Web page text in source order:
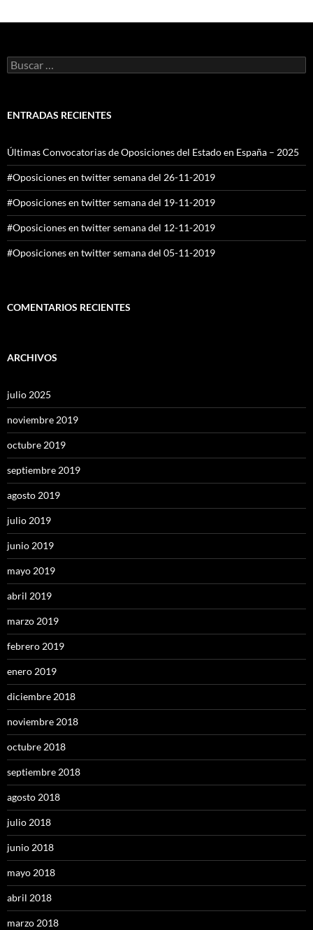
Buscar:
ENTRADAS RECIENTES
Últimas Convocatorias de Oposiciones del Estado en España – 2025
#Oposiciones en twitter semana del 26-11-2019
#Oposiciones en twitter semana del 19-11-2019
#Oposiciones en twitter semana del 12-11-2019
#Oposiciones en twitter semana del 05-11-2019
COMENTARIOS RECIENTES
ARCHIVOS
julio 2025
noviembre 2019
octubre 2019
septiembre 2019
agosto 2019
julio 2019
junio 2019
mayo 2019
abril 2019
marzo 2019
febrero 2019
enero 2019
diciembre 2018
noviembre 2018
octubre 2018
septiembre 2018
agosto 2018
julio 2018
junio 2018
mayo 2018
abril 2018
marzo 2018